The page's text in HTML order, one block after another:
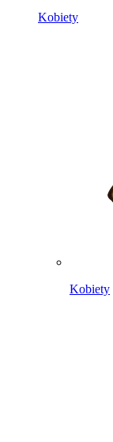
Kobiety
Kobiety